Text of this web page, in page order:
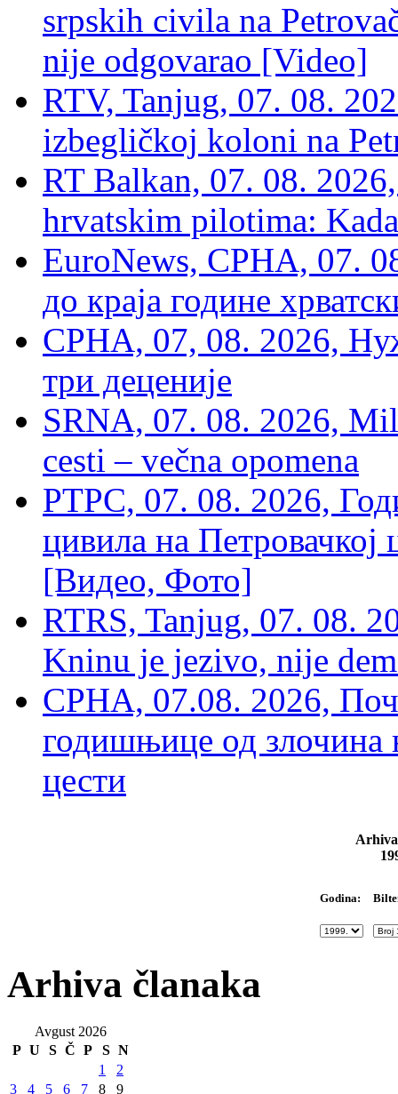
srpskih civila na
nije odgovarao [Video]
RTV, Tanjug, 07. 08.
izbegličkoj koloni na
RT Balkan, 07. 08.
hrvatskim pilotima:
EuroNews, СРНА, 07.
до краја године
СРНА, 07, 08. 2026,
три деценије
SRNA, 07. 08. 2026,
cesti – večna opomena
РТРС, 07. 08. 2026,
цивила на Петровачкој
[Видео, Фото]
RTRS, Tanjug, 07. 08.
Kninu je jezivo, nije
СРНА, 07.08. 2026,
годишњице од злочина
цести
Godina:
Arhiva članaka
Avgust 2026
P U S Č P S N
1
2
3
4 5 6 7 8 9